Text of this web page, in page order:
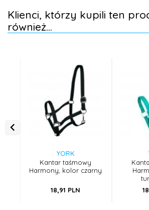
Klienci, którzy kupili ten
również...
YORK
Kantar taśmowy
Harmony, kolor czarny
18,91 PLN